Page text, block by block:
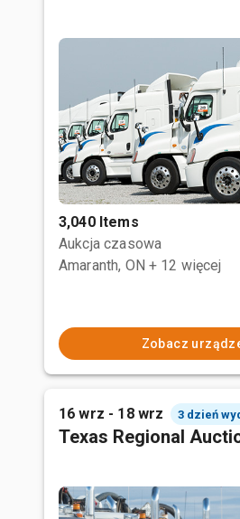
3,040 Items
Aukcja czasowa
Amaranth, ON + 12 więcej
Zobacz
16 wrz - 18 wrz 3 dzień
Texas Regional